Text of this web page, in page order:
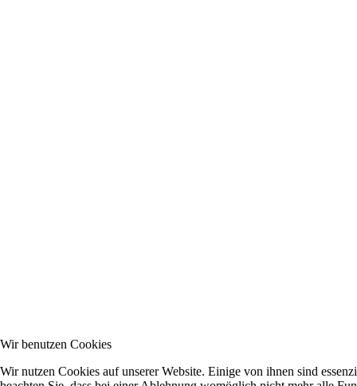
Wir benutzen Cookies
Wir nutzen Cookies auf unserer Website. Einige von ihnen sind